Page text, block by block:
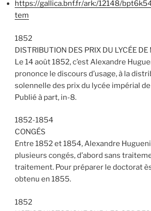
https://gallica.bnf.fr/ark:/12148/
tem
1852
DISTRIBUTION DES PRIX DU LYCÉE DE
Le 14 août 1852, c’est Alexandre
prononce le discours d’usage, à la
solennelle des prix du lycée impérial
Publié à part, in-8.
1852-1854
CONGÉS
Entre 1852 et 1854, Alexandre
plusieurs congés, d’abord sans
traitement. Pour préparer le doctorat
obtenu en 1855.
1852